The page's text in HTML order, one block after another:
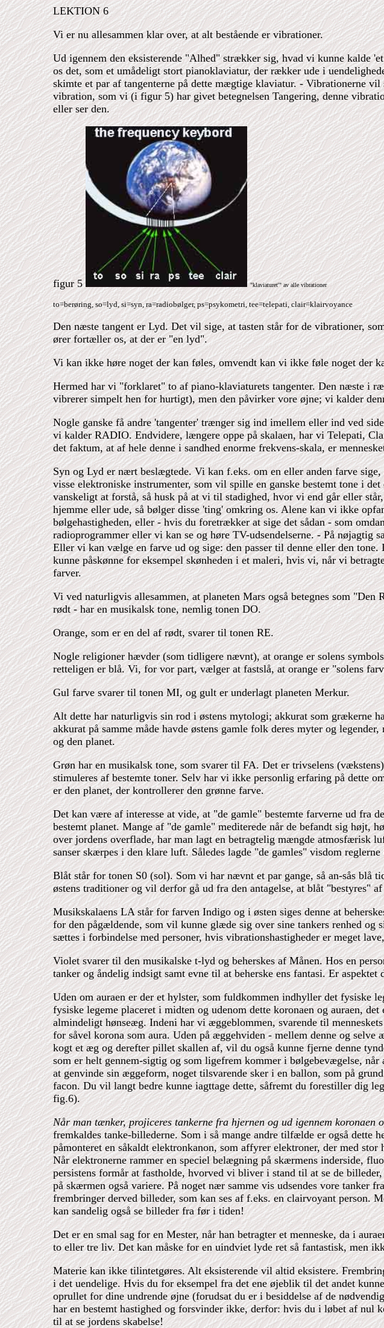
LEKTION 6
Vi er nu allesammen klar over, at alt bestående er vibrationer.
Ud igennem den eksisterende "Alhed" strækker sig, hvad vi kunne kalde
os det, som et umådeligt stort pianoklaviatur, der rækker ude i
skimte et par af tangenterne på dette mægtige klaviatur. - Vibrationerne
vibration, som vi (i figur 5) har givet betegnelsen Tangering, denne
eller ser den.
figur 5 "klaviaturet'" av alle vibrationer
to=berøring, so=lyd, si=syn, ra=radiobølger, ps=psykometri, tee=telepati, clair=klairvoyance
Den næste tangent er Lyd. Det vil sige, at tasten står for de vibrationer,
ører fortæller os, at der er "en lyd".
Vi kan ikke høre noget der kan føles, omvendt kan vi ikke føle noget der
Hermed har vi "forklaret" to af piano-klaviaturets tangenter. Den næste i
vibrerer simpelt hen for hurtigt), men den påvirker vore øjne; vi kalder
Nogle ganske få andre 'tangenter' trænger sig ind imellem eller ind ved
vi kalder RADIO. Endvidere, længere oppe på skalaen, har vi Telepati,
det faktum, at af hele denne i sandhed enorme frekvens-skala, er
Syn og Lyd er nært beslægtede. Vi kan f.eks. om en eller anden farve
visse elektroniske instrumenter, som vil spille en ganske bestemt tone i
vanskeligt at forstå, så husk på at vi til stadighed, hvor vi end går eller
hjemme eller ude, så bølger disse 'ting' omkring os. Alene kan vi ikke
bølgehastigheden, eller - hvis du foretrækker at sige det sådan - som
radioprogrammer eller vi kan se og høre TV-udsendelserne. - På nøjagtig
Eller vi kan vælge en farve ud og sige: den passer til denne eller den
kunne påskønne for eksempel skønheden i et maleri, hvis vi, når vi
farver.
Vi ved naturligvis allesammen, at planeten Mars også betegnes som
rødt - har en musikalsk tone, nemlig tonen DO.
Orange, som er en del af rødt, svarer til tonen RE.
Nogle religioner hævder (som tidligere nævnt), at orange er solens
retteligen er blå. Vi, for vor part, vælger at fastslå, at orange er "solens
Gul farve svarer til tonen MI, og gult er underlagt planeten Merkur.
Alt dette har naturligvis sin rod i østens mytologi; akkurat som grækerne
akkurat på samme måde havde østens gamle folk deres myter og
og den planet.
Grøn har en musikalsk tone, som svarer til FA. Det er trivselens
stimuleres af bestemte toner. Selv har vi ikke personlig erfaring på dette
er den planet, der kontrollerer den grønne farve.
Det kan være af interesse at vide, at "de gamle" bestemte farverne ud fra
bestemt planet. Mange af "de gamle" mediterede når de befandt sig højt,
over jordens overflade, har man lagt en betragtelig mængde atmosfærisk
sanser skærpes i den klare luft. Således lagde "de gamles" visdom
Blåt står for tonen S0 (sol). Som vi har nævnt et par gange, så an-sås
østens traditioner og vil derfor gå ud fra den antagelse, at blåt "bestyres"
Musikskalaens LA står for farven Indigo og i østen siges denne at
for den pågældende, som vil kunne glæde sig over sine tankers renhed og
sættes i forbindelse med personer, hvis vibrationshastigheder er meget
Violet svarer til den musikalske t-lyd og beherskes af Månen. Hos en
tanker og åndelig indsigt samt evne til at beherske ens fantasi. Er
Uden om auraen er der et hylster, som fuldkommen indhyller det fysiske
fysiske legeme placeret i midten og udenom dette koronaen og auraen,
almindeligt hønseæg. Indeni har vi æggeblommen, svarende til
for såvel korona som aura. Uden på æggehviden - mellem denne og
kogt et æg og derefter pillet skallen af, vil du også kunne fjerne denne
som er helt gennem-sigtig og som ligefrem kommer i bølgebevægelse,
at genvinde sin æggeform, noget tilsvarende sker i en ballon, som på
facon. Du vil langt bedre kunne iagttage dette, såfremt du forestiller dig
fig.6).
Når man tænker, projiceres tankerne fra hjernen og ud igennem koronaen
fremkaldes tanke-billederne. Som i så mange andre tilfælde er også dette
påmonteret en såkaldt elektronkanon, som affyrer elektroner, der med
Når elektronerne rammer en speciel belægning på skærmens inderside,
persistens formår at fastholde, hvorved vi bliver i stand til at se de
på skærmen også variere. På noget nær samme vis udsendes vore tanker
frembringer derved billeder, som kan ses af f.eks. en clairvoyant person.
kan sandelig også se billeder fra før i tiden!
Det er en smal sag for en Mester, når han betragter et menneske, da i
to eller tre liv. Det kan måske for en uindviet lyde ret så fantastisk, men
Materie kan ikke tilintetgøres. Alt eksisterende vil altid eksistere.
i det uendelige. Hvis du for eksempel fra det ene øjeblik til det andet
oprullet for dine undrende øjne (forudsat du er i besiddelse af de
har en bestemt hastighed og forsvinder ikke, derfor: hvis du i løbet af
til at se jordens skabelse!